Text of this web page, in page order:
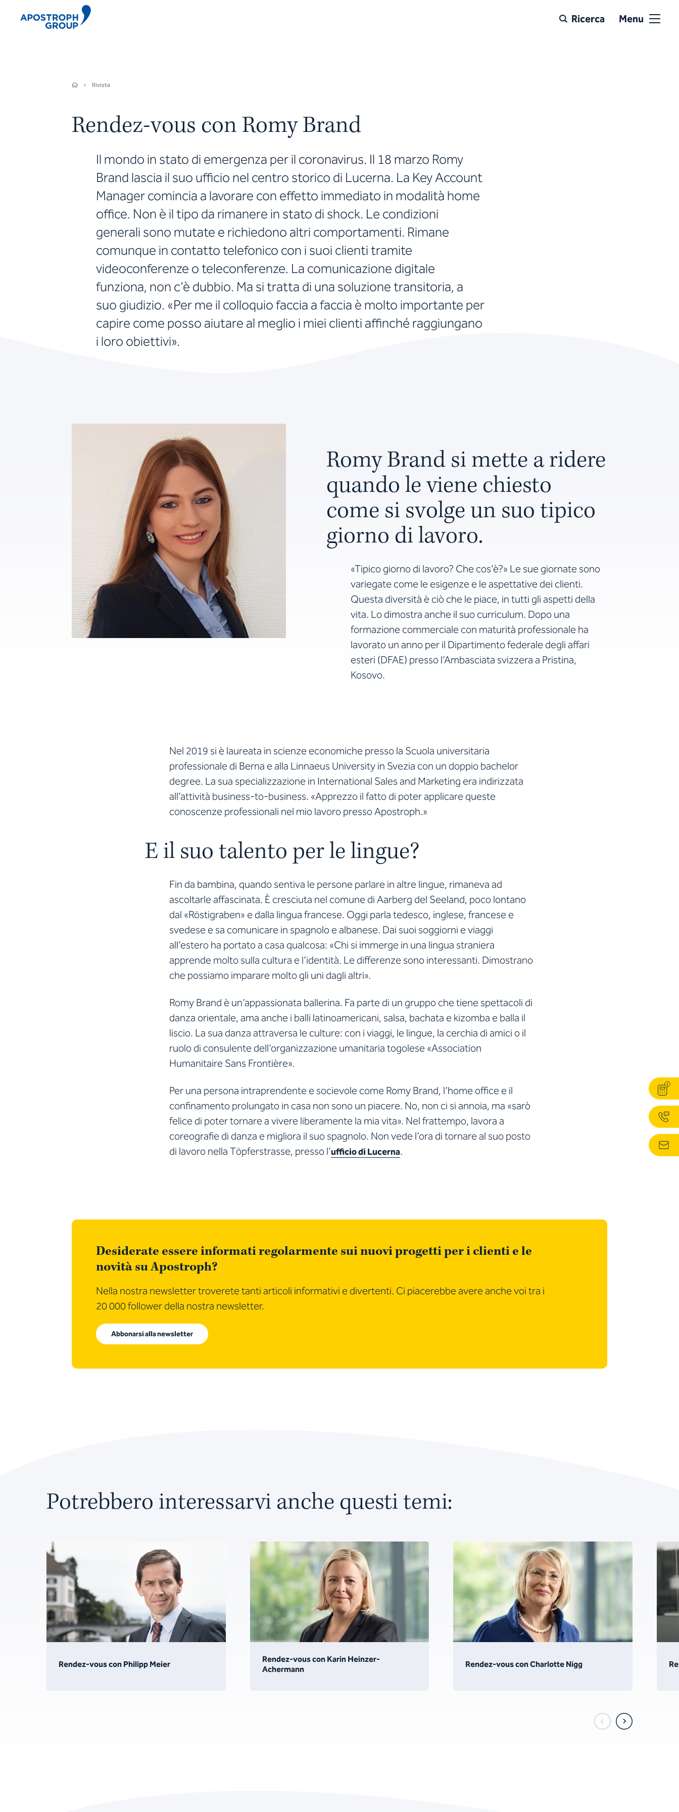
Ricerca Menu
Rivista
Rendez-vous con Romy Brand
Il mondo in stato di emergenza per il coronavirus. Il 18 marzo Romy
Brand lascia il suo ufficio nel centro storico di Lucerna. La Key Account
Manager comincia a lavorare con effetto immediato in modalità home
office. Non è il tipo da rimanere in stato di shock. Le condizioni
generali sono mutate e richiedono altri comportamenti. Rimane
comunque in contatto telefonico con i suoi clienti tramite
videoconferenze o teleconferenze. La comunicazione digitale
funziona, non c’è dubbio. Ma si tratta di una soluzione transitoria, a
suo giudizio. «Per me il colloquio faccia a faccia è molto importante per
capire come posso aiutare al meglio i miei clienti affinché raggiungano
i loro obiettivi».
Romy Brand si mette a ridere
quando le viene chiesto
come si svolge un suo tipico
giorno di lavoro.
«Tipico giorno di lavoro? Che cos’è?» Le sue giornate sono
variegate come le esigenze e le aspettative dei clienti.
Questa diversità è ciò che le piace, in tutti gli aspetti della
vita. Lo dimostra anche il suo curriculum. Dopo una
formazione commerciale con maturità professionale ha
lavorato un anno per il Dipartimento federale degli affari
esteri (DFAE) presso l’Ambasciata svizzera a Pristina,
Kosovo.
Nel 2019 si è laureata in scienze economiche presso la Scuola universitaria
professionale di Berna e alla Linnaeus University in Svezia con un doppio bachelor
degree. La sua specializzazione in International Sales and Marketing era indirizzata
all’attività business-to-business. «Apprezzo il fatto di poter applicare queste
conoscenze professionali nel mio lavoro presso Apostroph.»
E il suo talento per le lingue?
Fin da bambina, quando sentiva le persone parlare in altre lingue, rimaneva ad
ascoltarle affascinata. È cresciuta nel comune di Aarberg del Seeland, poco lontano
dal «Röstigraben» e dalla lingua francese. Oggi parla tedesco, inglese, francese e
svedese e sa comunicare in spagnolo e albanese. Dai suoi soggiorni e viaggi
all’estero ha portato a casa qualcosa: «Chi si immerge in una lingua straniera
apprende molto sulla cultura e l’identità. Le differenze sono interessanti. Dimostrano
che possiamo imparare molto gli uni dagli altri».
Romy Brand è un’appassionata ballerina. Fa parte di un gruppo che tiene spettacoli di
danza orientale, ama anche i balli latinoamericani, salsa, bachata e kizomba e balla il
liscio. La sua danza attraversa le culture: con i viaggi, le lingue, la cerchia di amici o il
ruolo di consulente dell’organizzazione umanitaria togolese «Association
Humanitaire Sans Frontière».
Per una persona intraprendente e socievole come Romy Brand, l’home office e il
confinamento prolungato in casa non sono un piacere. No, non ci si annoia, ma «sarò
felice di poter tornare a vivere liberamente la mia vita». Nel frattempo, lavora a
coreografie di danza e migliora il suo spagnolo. Non vede l’ora di tornare al suo posto
di lavoro nella Töpferstrasse, presso l’ufficio di Lucerna.
Desiderate essere informati regolarmente sui nuovi progetti per i clienti e le
novità su Apostroph?
Nella nostra newsletter troverete tanti articoli informativi e divertenti. Ci piacerebbe avere anche voi tra i
20 000 follower della nostra newsletter.
Abbonarsi alla newsletter
Potrebbero interessarvi anche questi temi:
Rendez-vous con Philipp Meier
Rendez-vous con Karin Heinzer-
Achermann
Rendez-vous con Charlotte Nigg